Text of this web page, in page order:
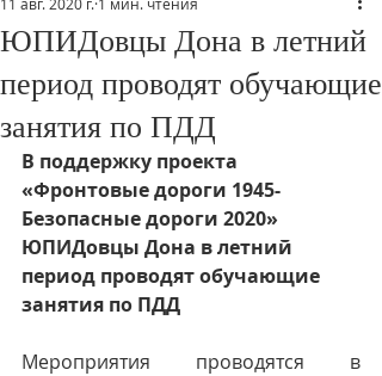
ЮПИДовцы Дона в летний
период проводят обучающие
занятия по ПДД
В поддержку проекта
«Фронтовые дороги 1945-
Безопасные дороги 2020»
ЮПИДовцы Дона в летний
период проводят обучающие
занятия по ПДД
Мероприятия проводятся в